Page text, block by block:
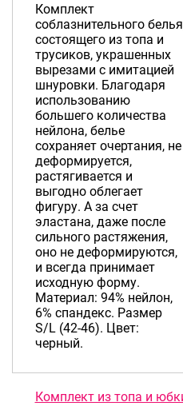
Комплект
соблазнительного
состоящего из топа и
трусиков, украшенных
вырезами с имитацией
шнуровки. Благодаря
использованию
большего количества
нейлона, белье
сохраняет очертания, не
деформируется,
растягивается и
выгодно облегает
фигуру. А за счет
эластана, даже после
сильного растяжения,
оно не деформируются,
и всегда принимает
исходную форму.
Материал: 94% нейлон,
6% спандекс. Размер
S/L (42-46). Цвет:
черный.
Комплект из топа и